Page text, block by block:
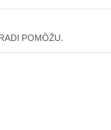
POMÔŽU.